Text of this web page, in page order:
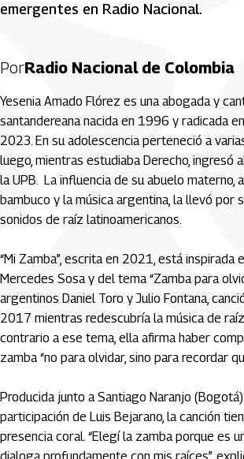
emergentes en Radio Nacional.
PorRadio Nacional de Colombia
Yesenia Amado Flórez es una abogada y
santandereana nacida en 1996 y radicada
2023. En su adolescencia perteneció a
luego, mientras estudiaba Derecho, ingresó
la UPB. La influencia de su abuelo materno,
bambuco y la música argentina, la llevó por
sonidos de raíz latinoamericanos.
“Mi Zamba”, escrita en 2021, está inspirada
Mercedes Sosa y del tema “Zamba para
argentinos Daniel Toro y Julio Fontana,
2017 mientras redescubría la música de
contrario a ese tema, ella afirma haber
zamba “no para olvidar, sino para recordar
Producida junto a Santiago Naranjo
participación de Luis Bejarano, la canción
presencia coral. “Elegí la zamba porque es